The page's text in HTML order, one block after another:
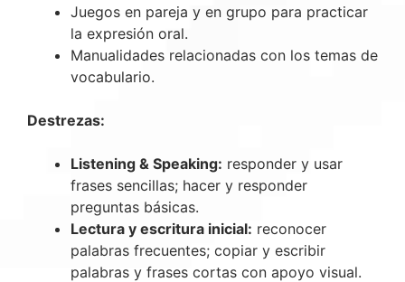
Juegos en pareja y en grupo para practicar
la expresión oral.
Manualidades relacionadas con los temas de
vocabulario.
Destrezas:
Listening & Speaking: responder y usar
frases sencillas; hacer y responder
preguntas básicas.
Lectura y escritura inicial: reconocer
palabras frecuentes; copiar y escribir
palabras y frases cortas con apoyo visual.